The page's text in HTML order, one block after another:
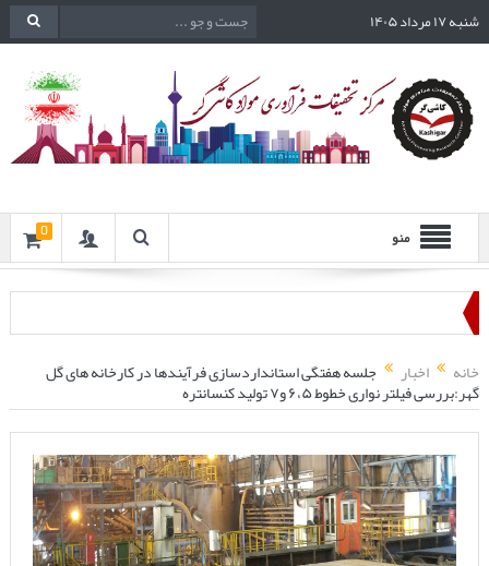
شنبه ۱۷ مرداد ۱۴۰۵
منو 0
خانه اخبار جلسه هفتگی استانداردسازی فرآیندها در کارخانه های گل
گهر:بررسی فیلتر نواری خطوط ۶،۵ و۷ تولید کنسانتره